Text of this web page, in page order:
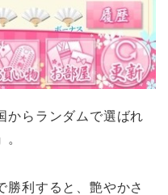
からランダムで選ばれ
。
勝利 すると、艶やかさ